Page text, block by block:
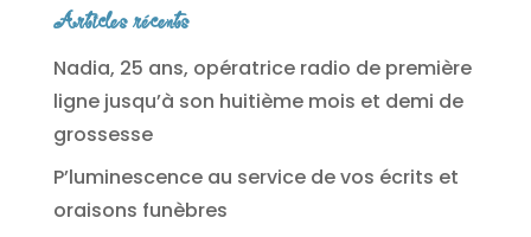
Articles récents
Nadia, 25 ans, opératrice radio de première
ligne jusqu’à son huitième mois et demi de
grossesse
P’luminescence au service de vos écrits et
oraisons funèbres